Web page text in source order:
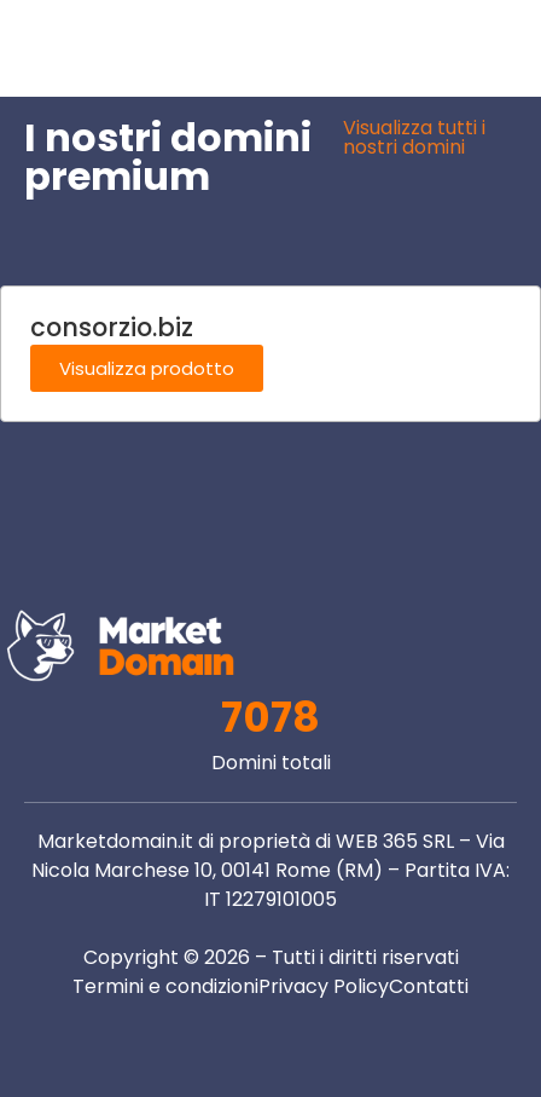
I nostri domini
premium
Visualizza tutti i
nostri domini
consorzio.biz
Visualizza prodotto
7078
Domini totali
Marketdomain.it di proprietà di WEB 365 SRL – Via
Nicola Marchese 10, 00141 Rome (RM) – Partita IVA:
IT 12279101005
Copyright © 2026 – Tutti i diritti riservati
Termini e condizioniPrivacy PolicyContatti